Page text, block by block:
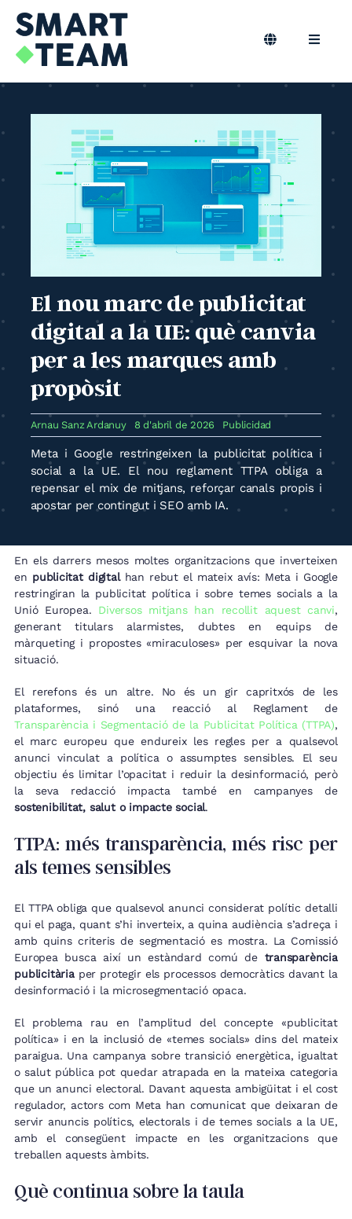
content
Toggle
CA
Toggle
Marqueting B2B
Màrqueting Outsourcing
Podcast
El nou marc de publicitat
digital a la UE: què canvia
per a les marques amb
propòsit
Arnau Sanz Ardanuy 8 d'abril de 2026 Publicidad
Meta i Google restringeixen la publicitat política i
social a la UE. El nou reglament TTPA obliga a
repensar el mix de mitjans, reforçar canals propis i
apostar per contingut i SEO amb IA.
En els darrers mesos moltes organitzacions que inverteixen
en publicitat digitalhan rebut el mateix avís: Meta i Google
restringiran la publicitat política i sobre temes socials a la
Unió Europea. Diversos mitjans han recollit aquest canvi,
generant titulars alarmistes, dubtes en equips de
màrqueting i propostes «miraculoses» per esquivar la nova
situació.
El rerefons és un altre. No és un gir capritxós de les
plataformes, sinó una reacció al Reglament de
Transparència i Segmentació de la Publicitat Política (TTPA),
el marc europeu que endureix les regles per a qualsevol
anunci vinculat a política o assumptes sensibles. El seu
objectiu és limitar l’opacitat i reduir la desinformació, però
la seva redacció impacta també en campanyes de
sostenibilitat, salut o impacte social.
TTPA: més transparència, més risc per
als temes sensibles
El TTPA obliga que qualsevol anunci considerat polític detalli
qui el paga, quant s’hi inverteix, a quina audiència s’adreça i
amb quins criteris de segmentació es mostra. La Comissió
Europea busca així un estàndard comú de transparència
publicitàriaper protegir els processos democràtics davant la
desinformació i la microsegmentació opaca.
El problema rau en l’amplitud del concepte «publicitat
política» i en la inclusió de «temes socials» dins del mateix
paraigua. Una campanya sobre transició energètica, igualtat
o salut pública pot quedar atrapada en la mateixa categoria
que un anunci electoral. Davant aquesta ambigüitat i el cost
regulador, actors com Meta han comunicat que deixaran de
servir anuncis polítics, electorals i de temes socials a la UE,
amb el consegüent impacte en les organitzacions que
treballen aquests àmbits.
Què continua sobre la taula